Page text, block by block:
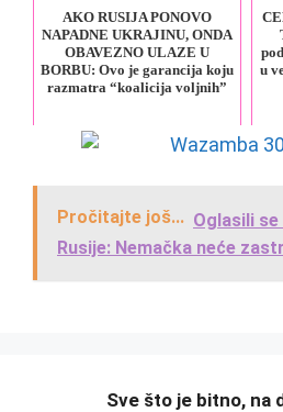
AKO RUSIJA PONOVO
NAPADNE UKRAJINU, ONDA
OBAVEZNO ULAZE U
BORBU: Ovo je garancija koju
razmatra “koalicija voljnih”
u
Pročitajte još... Oglasili
Rusije: Nemačka neće
️Sve što je bitno, na